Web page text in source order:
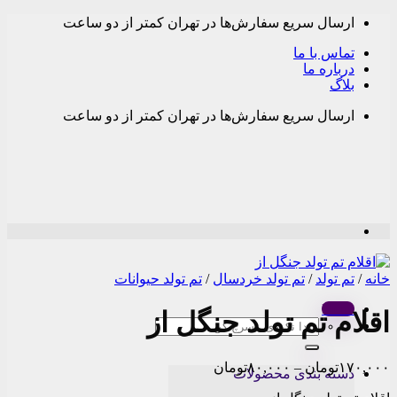
Skip
content
ارسال سریع سفارش‌ها در تهران کمتر از دو ساعت
تماس با ما
درباره ما
بلاگ
ارسال سریع سفارش‌ها در تهران کمتر از دو ساعت
Menu
جستجو
برای:
دسته بندی محصولات
خانه / تم تولد / تم تولد خردسال / تم تولد حیوانات
اقلام تم تولد جنگل از
۱۷۰,۰۰۰تومان – ۸۰,۰۰۰تومان